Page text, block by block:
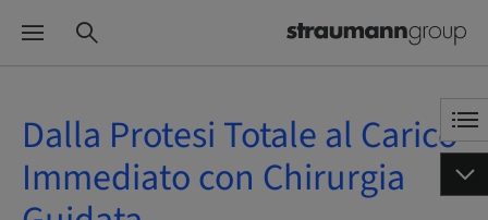
Dalla Protesi Totale al Carico
Immediato con Chirurgia